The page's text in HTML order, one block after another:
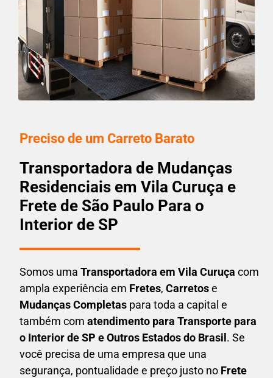
Preciso de um Carreto Barato
Transportadora de Mudanças
Residenciais em Vila Curuça e
Frete de São Paulo Para o
Interior de SP
Somos uma Transportadora em Vila Curuça com
ampla experiência em Fretes, Carretose
Mudanças Completas para toda a capital e
também com atendimento para Transporte para
o Interior de SP e Outros Estados do Brasil. Se
você precisa de uma empresa que una
segurança, pontualidade e preço justo no Frete